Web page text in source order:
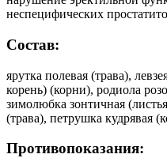
неспецифических
Состав:
ярутка полевая (трава), л
корень) (корни), родиола
зимолюбка зонтичная
(трава), петрушка кудрявая
Противопоказания: